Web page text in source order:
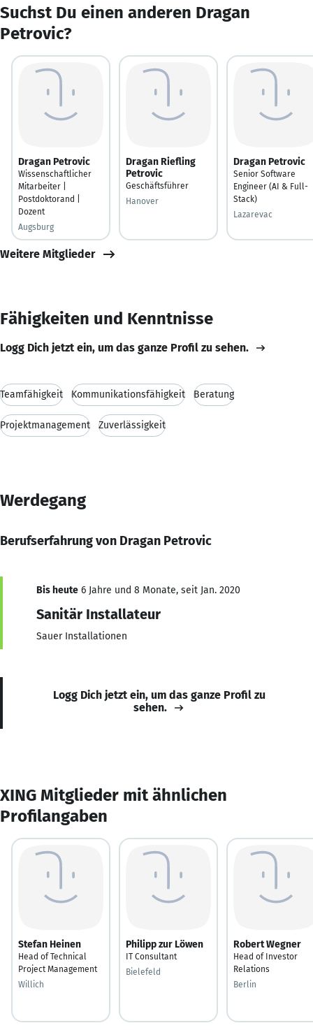
Suchst Du einen anderen Dragan
Petrovic?
Dragan Petrovic
Wissenschaftlicher
Mitarbeiter |
Postdoktorand |
Dozent
Augsburg
Dragan Riefling
Petrovic
Geschäftsführer
Hanover
Dragan Petrovic
Senior Software
Engineer (AI & Full-
Stack)
Lazarevac
Weitere Mitglieder
Fähigkeiten und Kenntnisse
Logg Dich jetzt ein, um das ganze Profil zu sehen.
Teamfähigkeit Kommunikationsfähigkeit Beratung
Projektmanagement Zuverlässigkeit
Werdegang
Berufserfahrung von Dragan Petrovic
Bis heute 6 Jahre und 8 Monate, seit Jan. 2020
Sanitär Installateur
Sauer Installationen
Logg Dich jetzt ein, um das ganze Profil zu
sehen.
XING Mitglieder mit ähnlichen
Profilangaben
Stefan Heinen
Head of Technical
Project Management
Willich
Philipp zur Löwen
IT Consultant
Bielefeld
Robert Wegner
Head of Investor
Relations
Berlin